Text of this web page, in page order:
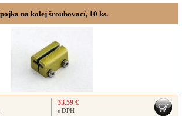
na kolej šroubovací, 10 ks.
33.59 €
s DPH